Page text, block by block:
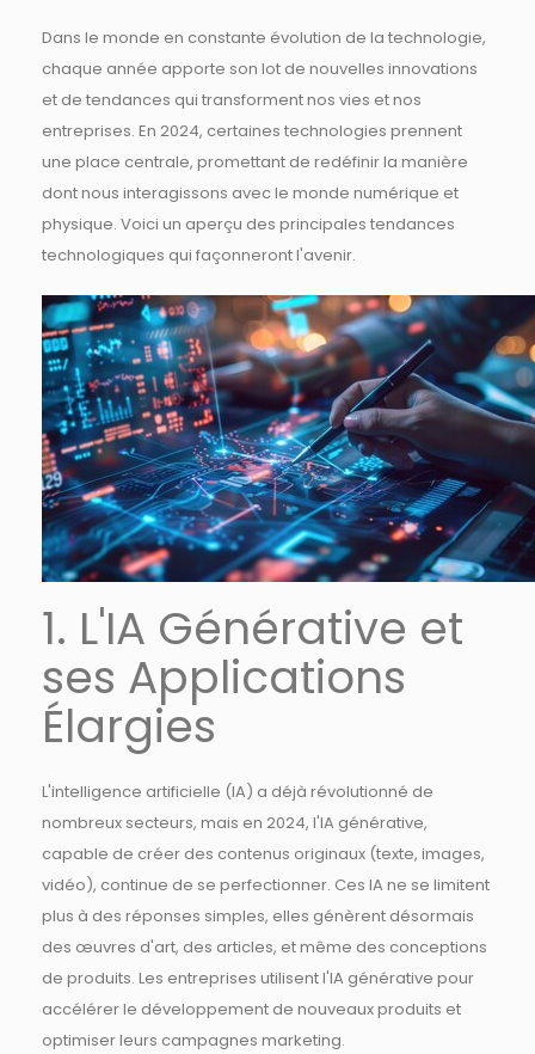
Dans le monde en constante évolution de la technologie,
chaque année apporte son lot de nouvelles innovations
et de tendances qui transforment nos vies et nos
entreprises. En 2024, certaines technologies prennent
une place centrale, promettant de redéfinir la manière
dont nous interagissons avec le monde numérique et
physique. Voici un aperçu des principales tendances
technologiques qui façonneront l'avenir.
1. L'IA Générative et
ses Applications
Élargies
L'intelligence artificielle (IA) a déjà révolutionné de
nombreux secteurs, mais en 2024, l'IA générative,
capable de créer des contenus originaux (texte, images,
vidéo), continue de se perfectionner. Ces IA ne se limitent
plus à des réponses simples, elles génèrent désormais
des œuvres d'art, des articles, et même des conceptions
de produits. Les entreprises utilisent l'IA générative pour
accélérer le développement de nouveaux produits et
optimiser leurs campagnes marketing.